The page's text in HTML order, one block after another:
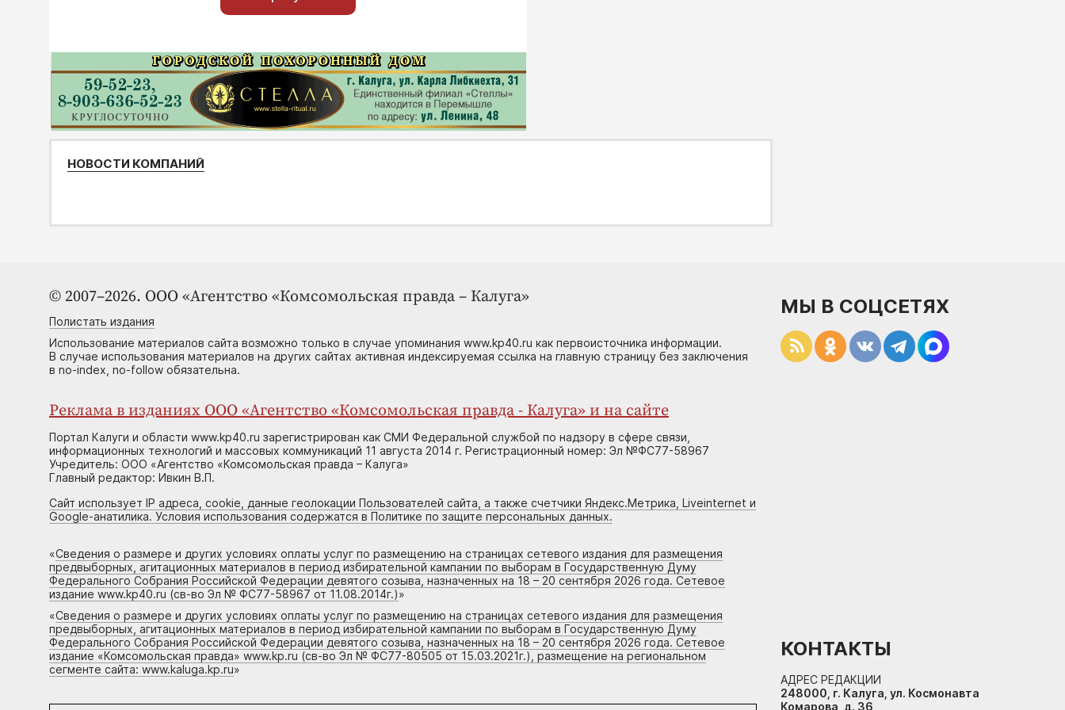
НОВОСТИ КОМПАНИЙ
© 2007–2026. ООО «Агентство «Комсомольская правда – Калуга»
Полистать издания
Использование материалов сайта возможно только в случае упоминания www.kp40.ru как первоисточника информации.
В случае использования материалов на других сайтах активная индексируемая ссылка на главную страницу без заключения
в no-index, no-follow обязательна.
Реклама в изданиях ООО «Агентство «Комсомольская правда - Калуга» и на сайте
Портал Калуги и области www.kp40.ru зарегистрирован как СМИ Федеральной службой по надзору в сфере связи,
информационных технологий и массовых коммуникаций 11 августа 2014 г. Регистрационный номер: Эл №ФС77-58967
Учредитель: ООО «Агентство «Комсомольская правда – Калуга»
Главный редактор: Ивкин В.П.
Сайт использует IP адреса, cookie, данные геолокации Пользователей сайта, а также счетчики Яндекс.Метрика, Liveinternet и
Google-анатилика. Условия использования содержатся в Политике по защите персональных данных.
«Сведения о размере и других условиях оплаты услуг по размещению на страницах сетевого издания для размещения
предвыборных, агитационных материалов в период избирательной кампании по выборам в Государственную Думу
Федерального Собрания Российской Федерации девятого созыва, назначенных на 18 – 20 сентября 2026 года. Сетевое
издание www.kp40.ru (св-во Эл № ФС77-58967 от 11.08.2014г.)»
«Сведения о размере и других условиях оплаты услуг по размещению на страницах сетевого издания для размещения
предвыборных, агитационных материалов в период избирательной кампании по выборам в Государственную Думу
Федерального Собрания Российской Федерации девятого созыва, назначенных на 18 – 20 сентября 2026 года. Сетевое
издание «Комсомольская правда» www.kp.ru (св-во Эл № ФС77-80505 от 15.03.2021г.), размещение на региональном
сегменте сайта: www.kaluga.kp.ru»
МЫ В СОЦСЕТЯХ
КОНТАКТЫ
АДРЕС РЕДАКЦИИ
248000, г. Калуга, ул. Космонавта
Комарова, д. 36